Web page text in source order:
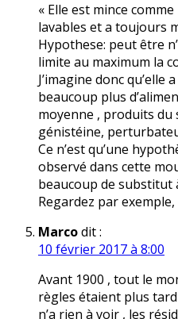
« Elle est mince
lavables et a toujours
Hypothese: peut être
limite au maximum la
J’imagine donc qu’elle
beaucoup plus
moyenne , produits du
génistéine,
Ce n’est qu’une
observé dans cette
beaucoup de substitut
Regardez par
Marcodit :
10 février 2017 à 8:00
Avant 1900 , tout le
règles étaient plus
n’a rien à voir , les